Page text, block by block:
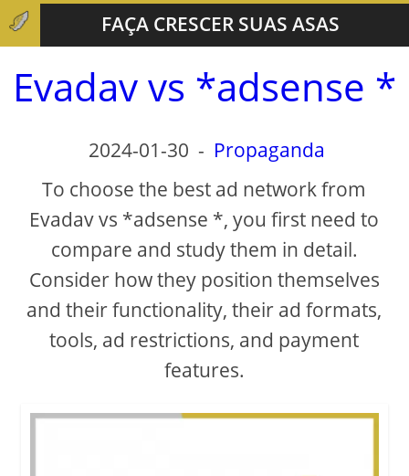
FAÇA CRESCER SUAS ASAS
Evadav vs *adsense *
2024-01-30 - Propaganda
To choose the best ad network from
Evadav vs *adsense *, you first need to
compare and study them in detail.
Consider how they position themselves
and their functionality, their ad formats,
tools, ad restrictions, and payment
features.